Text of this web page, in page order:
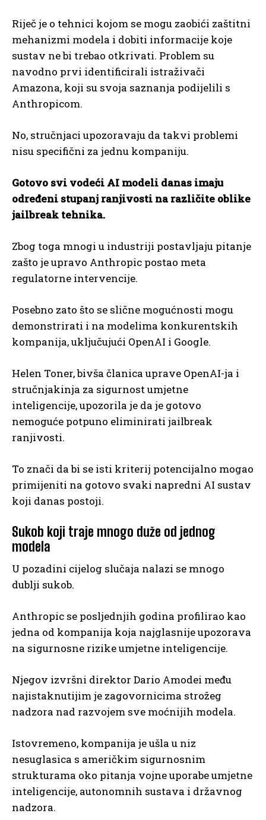
Riječ je o tehnici kojom se mogu zaobići zaštitni
mehanizmi modela i dobiti informacije koje
sustav ne bi trebao otkrivati. Problem su
navodno prvi identificirali istraživači
Amazona, koji su svoja saznanja podijelili s
Anthropicom.
No, stručnjaci upozoravaju da takvi problemi
nisu specifični za jednu kompaniju.
Gotovo svi vodeći AI modeli danas imaju
određeni stupanj ranjivosti na različite oblike
jailbreak tehnika.
Zbog toga mnogi u industriji postavljaju pitanje
zašto je upravo Anthropic postao meta
regulatorne intervencije.
Posebno zato što se slične mogućnosti mogu
demonstrirati i na modelima konkurentskih
kompanija, uključujući OpenAI i Google.
Helen Toner, bivša članica uprave OpenAI-ja i
stručnjakinja za sigurnost umjetne
inteligencije, upozorila je da je gotovo
nemoguće potpuno eliminirati jailbreak
ranjivosti.
To znači da bi se isti kriterij potencijalno mogao
primijeniti na gotovo svaki napredni AI sustav
koji danas postoji.
Sukob koji traje mnogo duže od jednog
modela
U pozadini cijelog slučaja nalazi se mnogo
dublji sukob.
Anthropic se posljednjih godina profilirao kao
jedna od kompanija koja najglasnije upozorava
na sigurnosne rizike umjetne inteligencije.
Njegov izvršni direktor Dario Amodei među
najistaknutijim je zagovornicima strožeg
nadzora nad razvojem sve moćnijih modela.
Istovremeno, kompanija je ušla u niz
nesuglasica s američkim sigurnosnim
strukturama oko pitanja vojne uporabe umjetne
inteligencije, autonomnih sustava i državnog
nadzora.